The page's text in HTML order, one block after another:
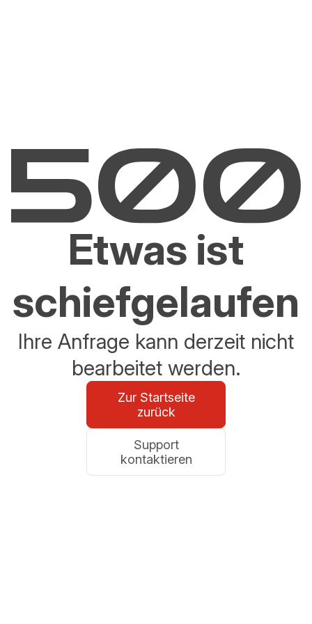
Etwas ist
schiefgelaufen
Ihre Anfrage kann derzeit nicht
bearbeitet werden.
Zur Startseite
zurück
Support
kontaktieren